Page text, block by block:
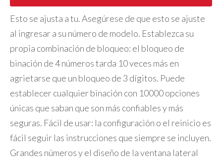
Esto se ajusta a tu. Asegúrese de que esto se ajuste
al ingresar a su número de modelo. Establezca su
propia combinación de bloqueo: el bloqueo de
binación de 4 números tarda 10 veces más en
agrietarse que un bloqueo de 3 dígitos. Puede
establecer cualquier binación con 10000 opciones
únicas que saban que son más confiables y más
seguras. Fácil de usar: la configuración o el reinicio es
fácil seguir las instrucciones que siempre se incluyen.
Grandes números y el diseño de la ventana lateral